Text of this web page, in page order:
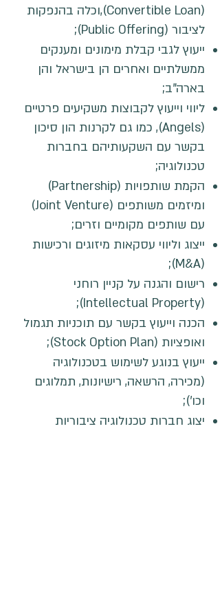
(Convertible Loan),וכלה בהנפקות
לציבור (Public Offering);
ייעוץ לגבי קבלת מימונים ומענקים
ממשלתיים ואחרים הן בישראל והן
בארה"ב;
ליווי וייעוץ לקבוצות משקיעים פרטיים
(Angels), כמו גם לקרנות הון סיכון
בקשר עם השקעותיהם בחברות
טכנולוגיה;
הקמת שותפויות (Partnership)
ומיזמים משותפים (Joint Venture)
עם שותפים מקומיים וזרים;
ייצוג וליווי עסקאות מיזוגים ורכישות
(M&A);
רישום והגנה על קניין רוחני
(Intellectual Property);
הכנה וייעוץ בקשר עם תוכניות תגמול
ואופציות (Stock Option Plan);
ייעוץ בנוגע לשימוש בטכנולוגיה
(מכירה, הרשאה, רישיונות, תמלוגים
וכו’);
יצוג חברות טכנולוגיה ציבוריות